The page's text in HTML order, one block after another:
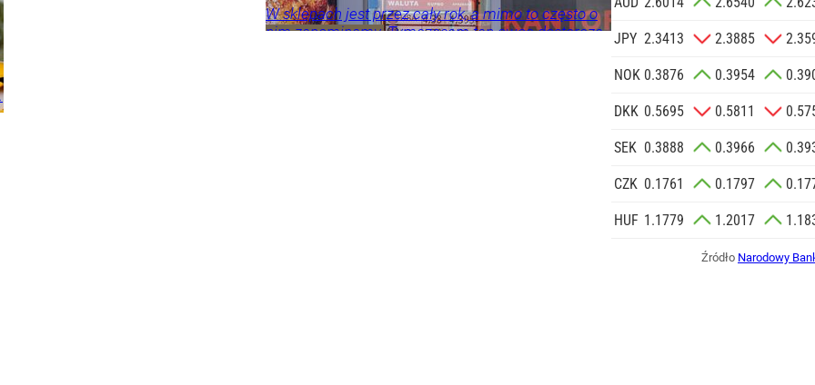
W sklepach jest przez cały rok, a mimo to często o
nim zapominamy. Tymczasem ten owoc dostarcza
JPY 2.3413 2.3885
NOK 0.3876 0.3954
DKK 0.5695 0.5811
SEK 0.3888 0.3966
CZK 0.1761 0.1797
HUF 1.1779 1.2017
Źródło Narodowy